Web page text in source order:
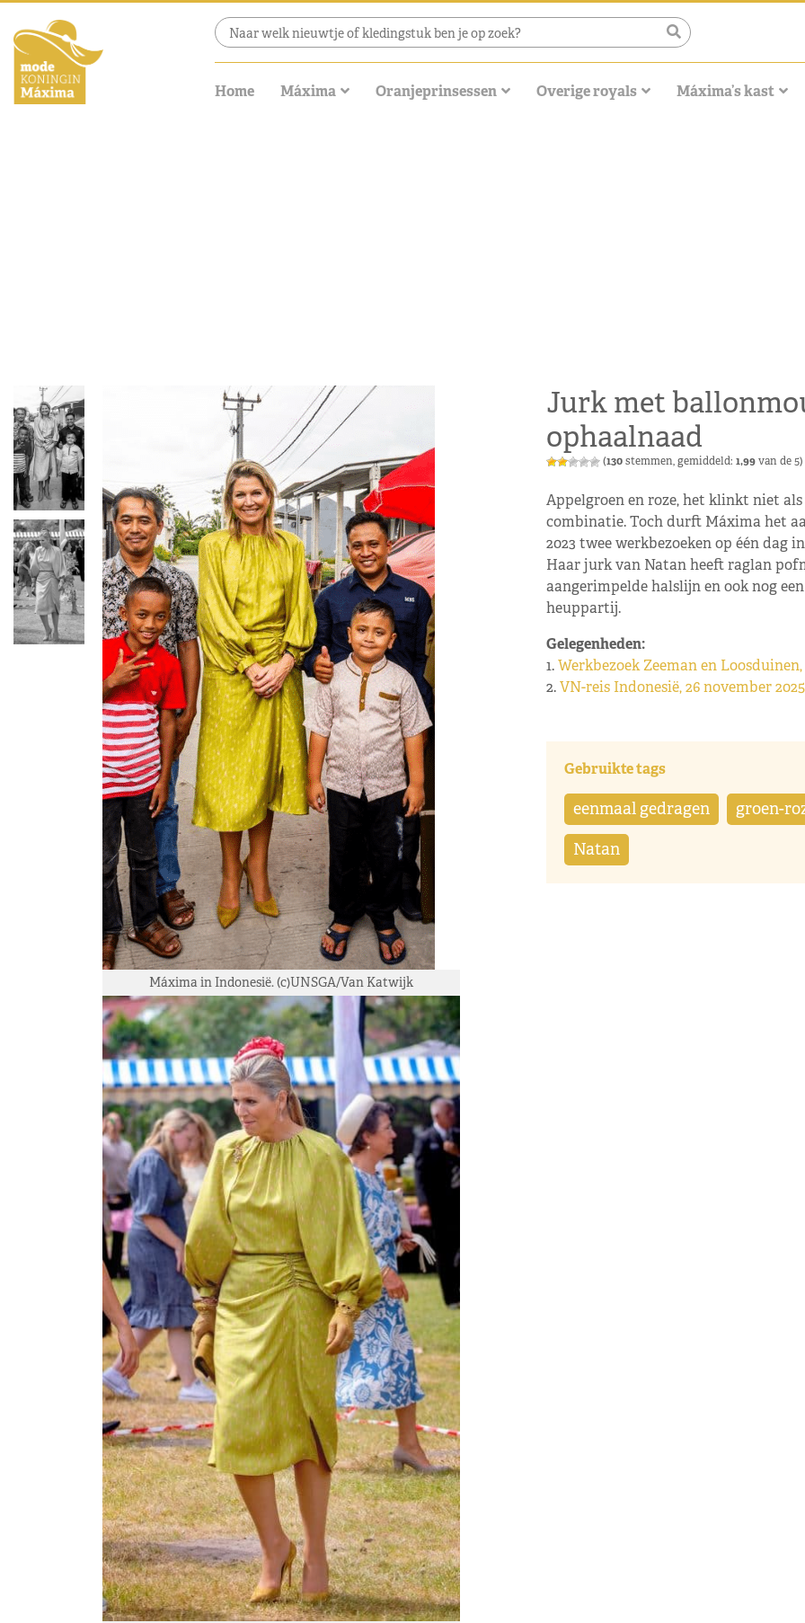
Home Máxima Oranjeprinsessen Overige royals Máxima’s kast
Máxima in Indonesië. (c)UNSGA/Van Katwijk
Jurk met
ophaalnaad
(130stemmen, gemiddeld: 1,99van de 5)
Appelgroen en roze, het klinkt niet als
combinatie. Toch durft Máxima het
2023 twee werkbezoeken op één dag
Haar jurk van Natan heeft raglan
aangerimpelde halslijn en ook nog
heuppartij.
Gelegenheden:
1.Werkbezoek Zeeman en Loosduinen,
2.VN-reis Indonesië, 26 november 2025
Gebruikte tags
eenmaal gedragen groen-
Natan